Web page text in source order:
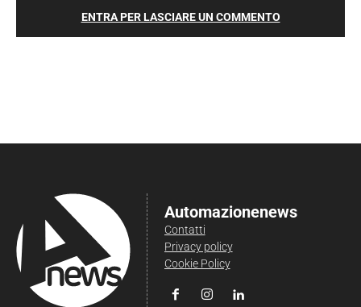
ENTRA PER LASCIARE UN COMMENTO
Automazionenews
Contatti
Privacy policy
Cookie Policy